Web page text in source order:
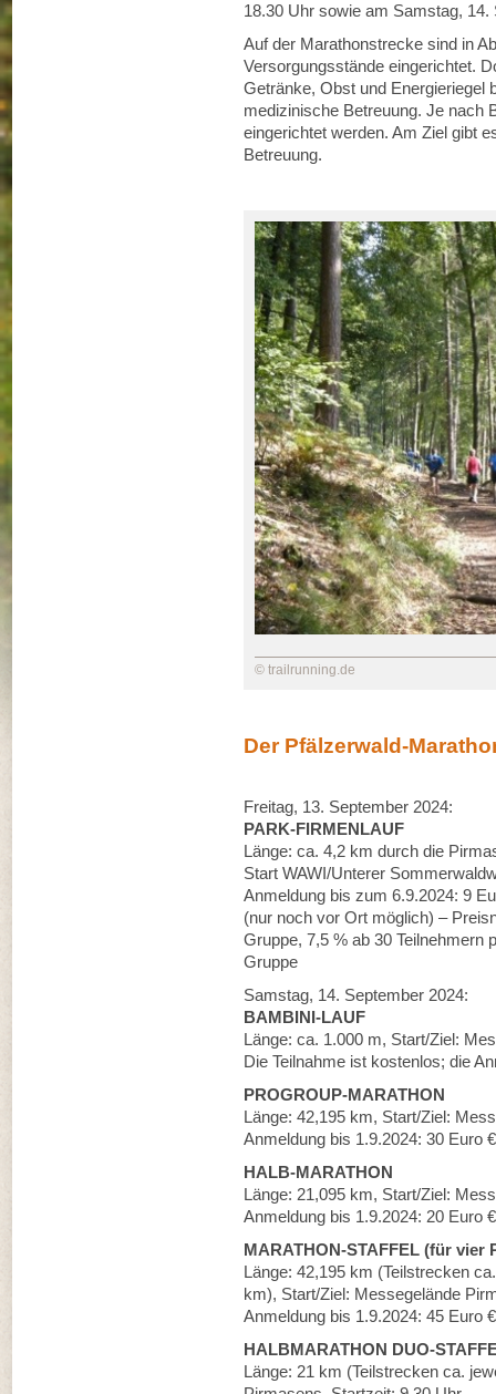
18.30 Uhr sowie am Samstag,
Auf der Marathonstrecke sind in
Versorgungsstände eingerichtet.
Getränke, Obst und Energieriegel
medizinische Betreuung. Je nach
eingerichtet werden. Am Ziel gibt
Betreuung.
© trailrunning.de
Der Pfälzerwald-
Freitag, 13. September 2024:
PARK-FIRMENLAUF
Länge: ca. 4,2 km durch die
Start WAWI/Unterer
Anmeldung bis zum 6.9.2024: 9
(nur noch vor Ort möglich) –
Gruppe, 7,5 % ab 30 Teilnehmern
Gruppe
Samstag, 14. September 2024:
BAMBINI-LAUF
Länge: ca. 1.000 m, Start/Ziel:
Die Teilnahme ist kostenlos; die
PROGROUP-MARATHON
Länge: 42,195 km, Start/Ziel:
Anmeldung bis 1.9.2024: 30 Euro
HALB-MARATHON
Länge: 21,095 km, Start/Ziel:
Anmeldung bis 1.9.2024: 20 Euro
MARATHON-STAFFEL (für vier
Länge: 42,195 km (Teilstrecken
km), Start/Ziel: Messegelände
Anmeldung bis 1.9.2024: 45 Euro
HALBMARATHON DUO-
Länge: 21 km (Teilstrecken ca.